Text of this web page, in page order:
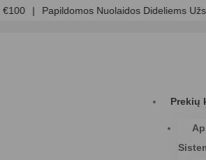
| Papildomos Nuolaidos Dideliems
Prekių